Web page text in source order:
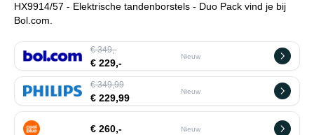
HX9914/57 - Elektrische tandenborstels - Duo Pack vind je bij
Bol.com.
€ 349,-
€ 229,-
Nieuw
€ 349,99
€ 229,99
Nieuw
€ 260,- Nieuw